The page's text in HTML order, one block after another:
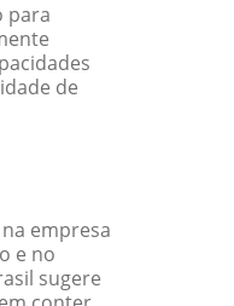
para
de
empresa
e no
sugere